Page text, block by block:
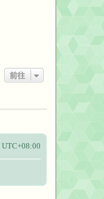
前往
UTC+08:00